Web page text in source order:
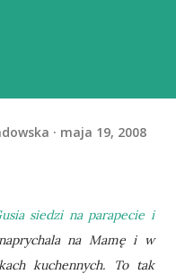
maja 19, 2008
siedzi na parapecie i
na Mamę i w
kuchennych. To tak